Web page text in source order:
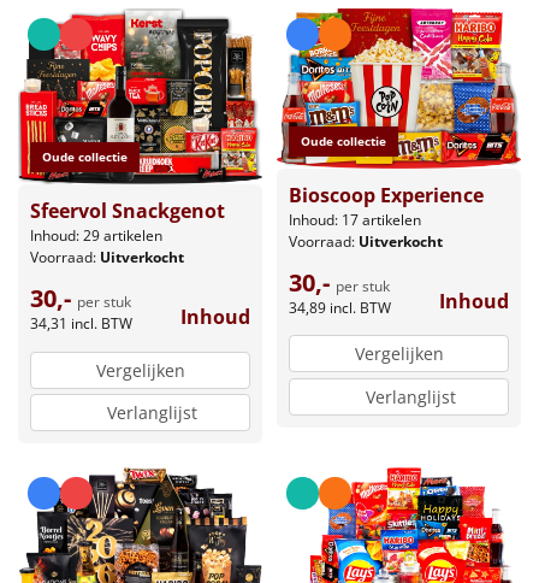
Oude collectie
Sfeervol Snackgenot
Inhoud: 29 artikelen
Voorraad: Uitverkocht
30,- per stuk
34,31 incl. BTW Inhoud
Vergelijken
Verlanglijst
Oude collectie
Bioscoop Experience
Inhoud: 17 artikelen
Voorraad: Uitverkocht
30,- per stuk
34,89 incl. BTW Inhoud
Vergelijken
Verlanglijst